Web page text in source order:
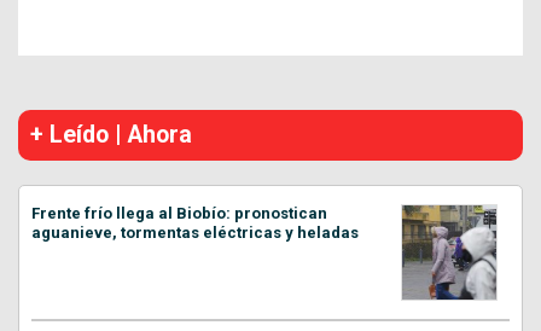
+ Leído | Ahora
Frente frío llega al Biobío: pronostican
aguanieve, tormentas eléctricas y heladas